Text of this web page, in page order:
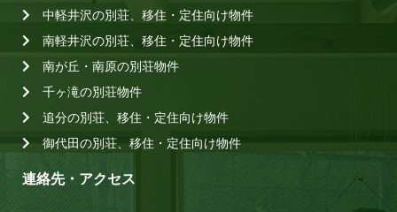
中軽井沢の別荘、移住・定住向け物件
南軽井沢の別荘、移住・定住向け物件
南が丘・南原の別荘物件
千ヶ滝の別荘物件
追分の別荘、移住・定住向け物件
御代田の別荘、移住・定住向け物件
連絡先・アクセス